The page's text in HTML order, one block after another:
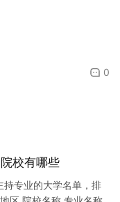
0
校有哪些
持专业的大学名单，排